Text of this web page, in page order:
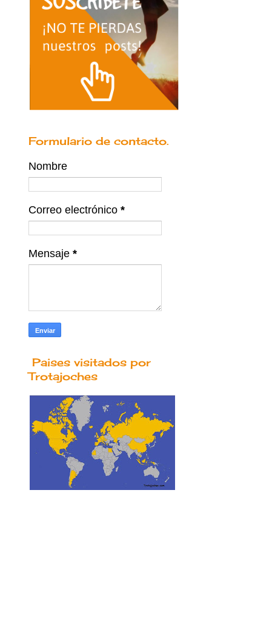
Formulario de contacto.
Nombre
Correo electrónico *
Mensaje *
Paises visitados por
Trotajoches